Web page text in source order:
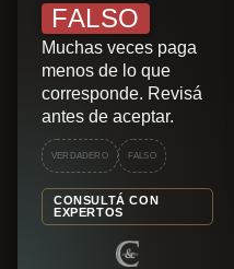
FALSO
Muchas veces paga
menos de lo que
corresponde. Revisá
antes de aceptar.
VERDADERO FALSO
CONSULTÁ CON
EXPERTOS